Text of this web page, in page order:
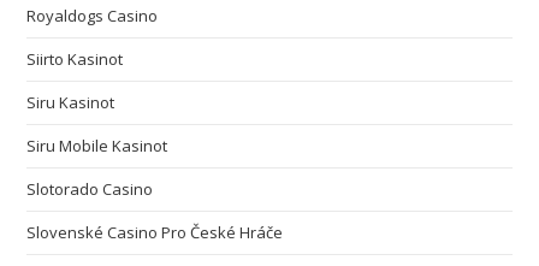
Royaldogs Casino
Siirto Kasinot
Siru Kasinot
Siru Mobile Kasinot
Slotorado Casino
Slovenské Casino Pro České Hráče